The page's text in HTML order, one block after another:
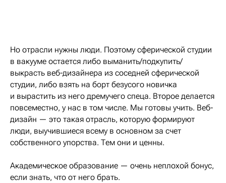
Но отрасли нужны люди. Поэтому сферической студии
в вакууме остается либо выманить/подкупить/
выкрасть веб-дизайнера из соседней сферической
студии, либо взять на борт безусого новичка
и вырастить из него дремучего спеца. Второе делается
повсеместно, у нас в том числе. Мы готовы учить. Веб-
дизайн — это такая отрасль, которую формируют
люди, выучившиеся всему в основном за счет
собственного упорства. Тем они и ценны.
Академическое образование — очень неплохой бонус,
если знать, что от него брать.